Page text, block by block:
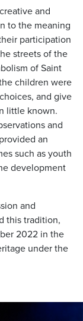
and
to the meaning
participation
streets of the
of Saint
children were
and give
little known.
and
an
such as youth
development
and
this tradition,
2022 in the
under the